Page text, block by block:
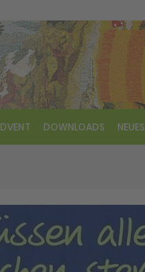
DOWNLOADS NEUES